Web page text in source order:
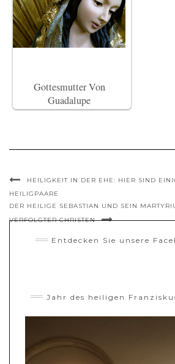
Gottesmutter Von
Guadalupe
HEILIGKEIT IN DER EHE: HIER SIND
HEILIGPAARE
DER HEILIGE SEBASTIAN UND SEIN
VERFOLGTER CHRISTEN
Entdecken Sie unsere
Jahr des heiligen